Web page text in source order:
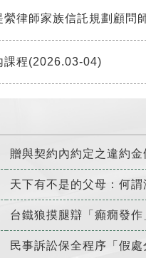
縈律師家族信託規劃顧問
課程(2026.03-04)
贈與契約內約定之違約
天下有不是的父母：何
台鐵狼摸腿辯「癲癇發
民事訴訟保全程序「假